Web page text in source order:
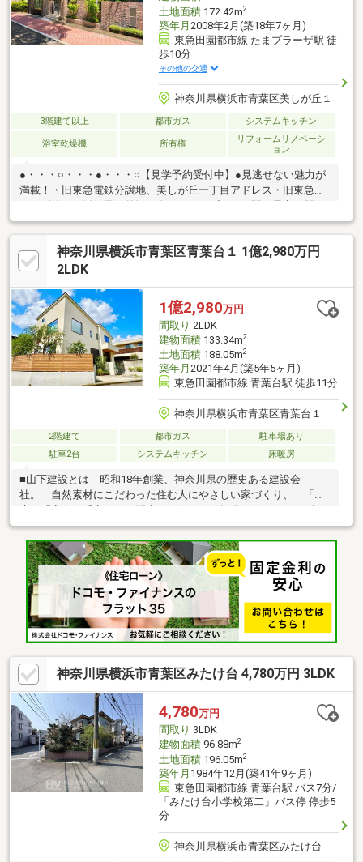
土地面積172.42m2
築年月 2008年2月(築18年7ヶ月)
東急田園都市線 たまプラーザ駅 徒
歩10分
その他の交通
神奈川県横浜市青葉区美しが丘１
3階建て以上 都市ガス システムキッチン
浴室乾燥機 所有権
リフォームリノベーシ
ョン
●・・・○・・・●・・・○【見学予約受付中】●見逃せない魅力が
満載！・旧東急電鉄分譲地、美しが丘一丁目アドレス・旧東急ホ
山内公園に隣接した落ち着いた住環境・リビングダイニングには
開放感のある吹抜け・お子様の遊び場や客間など多目的に使用で
きる和室・広々とした前面道路で車の出入りもスムーズ写真や資
料だけでは伝わらない、現地ならではの魅力も丁寧にご案内いた
ご体感ください。●・・・○・・・●・・・○◇キッズコーナー完備
◇提携駐車場あり◇ご来店プレゼントあり◇
神奈川県横浜市青葉区青葉台１ 1億2,980万円
2LDK
1億2,980万円
間取り 2LDK
建物面積133.34m2
土地面積188.05m2
築年月 2021年4月(築5年5ヶ月)
東急田園都市線 青葉台駅 徒歩11分
神奈川県横浜市青葉区青葉台１
2階建て 都市ガス
駐車場あり
駐車2台
システムキッチン 床暖房
■山下建設とは 昭和18年創業、神奈川県の歴史ある建設会
社。 自然素材にこだわった住む人にやさしい家づくり、 「健
垢床、ホタテ漆喰、自然素材100％ワックス■高断熱樹脂トリプル
サッシなど、 充実の性能で高気密・高断熱を実現■南東、東の
角地のため、陽当たり・通風良好■約20.1帖のLDKには、吹き抜け
を採用■脱衣室にはガス乾燥機(乾太くん)を設置■約2.5帖のシュー
ズインクローゼットや パントリー、WICなど収納豊富
神奈川県横浜市青葉区みたけ台 4,780万円 3LDK
4,780万円
間取り 3LDK
建物面積96.88m2
土地面積196.05m2
築年月 1984年12月(築41年9ヶ月)
東急田園都市線 青葉台駅 バス7分/
「みたけ台小学校第二」バス停 停歩5
分
神奈川県横浜市青葉区みたけ台